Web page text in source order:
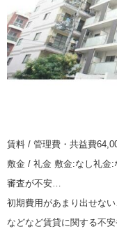
賃料 / 管理費・共益費
敷金 / 礼金 敷金:なし礼金:
審査が不安…
初期費用があまり出せない
などなど賃貸に関する不